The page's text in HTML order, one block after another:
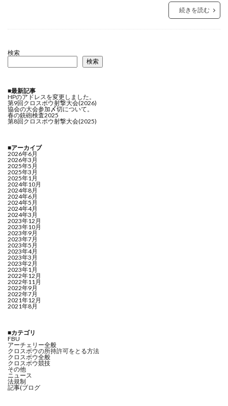
続きを読む
検索
検索
■最新記事
HPのアドレスを変更しました。
第9回クロスボウ射撃大会(2026)
協会の大会参加〆切について。
春の銃砲検査2025
第8回クロスボウ射撃大会(2025)
■アーカイブ
2026年6月
2026年3月
2025年5月
2025年3月
2025年1月
2024年10月
2024年8月
2024年6月
2024年5月
2024年4月
2024年3月
2023年12月
2023年10月
2023年9月
2023年7月
2023年5月
2023年4月
2023年3月
2023年2月
2023年1月
2022年12月
2022年11月
2022年9月
2022年7月
2021年12月
2021年8月
■カテゴリ
FBU
アーチェリー全般
クロスボウの所持許可をとる方法
クロスボウ全般
クロスボウ競技
その他
ニュース
法規制
記事(ブログ